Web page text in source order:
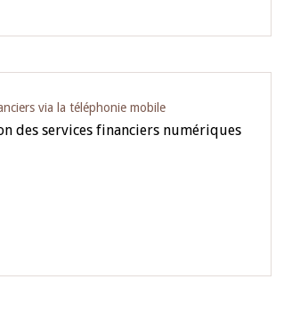
via la téléphonie mobile
des services financiers numériques